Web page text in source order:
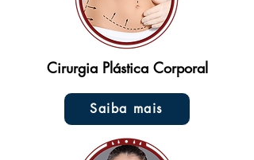
Cirurgia Plástica Corporal
Saiba mais